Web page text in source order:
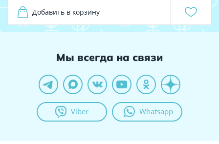
Добавить в корзину
Мы всегда на связи
Viber Whatsapp